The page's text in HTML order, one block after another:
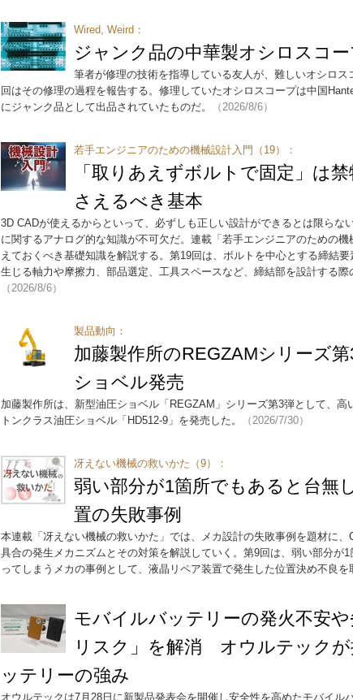
Wired, Weird：
ジャンク品の中華製オシロスコー
筆者が修理の技術を指導している友人が、難しいオシロ
回はその修理の過程を報告する。修理していたオシロスコープは中国
にジャンク品として出品されていたものだ。
（2026/8/6）
若手エンジニアのための機械設計入門（19）：
「取りあえずボルトで固定」は
さえるべき基本
3D CADが使えるからといって、必ずしも正しい設計ができるとは限らな
に関するアナログ的な知識が不可欠だ。連載「若手エンジニアのための
えておくべき基礎知識を解説する。第19回は、ボルトを中心とする締結
生じる軸力や摩擦力、部品選定、工具スペースなど、締結部を設計する際
（2026/8/6）
製品動向：
加藤製作所のREGZAMシリーズ
ショベル発売
加藤製作所は、新型油圧ショベル「REGZAM」シリーズ第3弾として、高
トンクラス油圧ショベル「HD512-9」を発売した。
（2026/7/30）
冴えない機械の救いかた（9）：
弱い部分が1箇所でもあると台無
置の失敗事例
本連載「冴えない機械の救いかた」では、メカ設計の失敗事例を題材に
具合の発生メカニズムとその対策を解説していく。第9回は、弱い部分が
ってしまうメカの事例として、液晶リペア装置で発生した位置決め不良を
モバイルバッテリーの発火不安
リスク」を解消 オウルテックが
ッテリーの強み
オウルテックは7月28日に新製品発表会を開催し安全性を高めたモバイル